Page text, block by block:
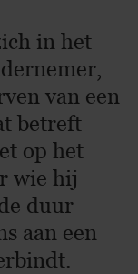
in het
van een
betreft
op het
wie hij
duur
aan een